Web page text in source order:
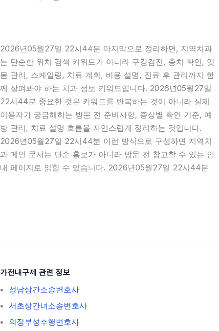
2026년05월27일 22시44분 마지막으로 정리하면, 지역치과
는 단순한 위치 검색 키워드가 아니라 구강검진, 충치 확인, 잇
몸 관리, 스케일링, 치료 계획, 비용 설명, 진료 후 관리까지 함
께 살펴봐야 하는 치과 정보 키워드입니다. 2026년05월27일
22시44분 중요한 것은 키워드를 반복하는 것이 아니라 실제
이용자가 궁금해하는 방문 전 준비사항, 증상별 확인 기준, 예
방 관리, 치료 설명 흐름을 자연스럽게 정리하는 것입니다.
2026년05월27일 22시44분 이런 방식으로 구성하면 지역치
과 메인 문서는 단순 홍보가 아니라 방문 전 참고할 수 있는 안
내 페이지로 읽힐 수 있습니다. 2026년05월27일 22시44분
가전내구제 관련 정보
성남상간소송변호사
서초상간녀소송변호사
의정부성추행변호사